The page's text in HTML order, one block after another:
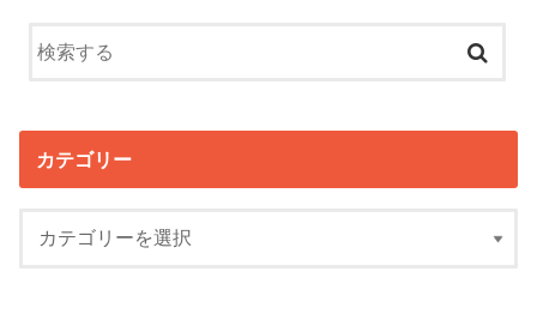
カテゴリー